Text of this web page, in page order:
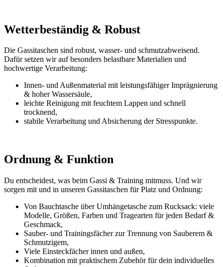
Wetterbeständig & Robust
Die Gassitaschen sind robust, wasser- und schmutzabweisend.
Dafür setzen wir auf besonders belastbare Materialien und
hochwertige Verarbeitung:
Innen- und Außenmaterial mit leistungsfähiger Imprägnierung
& hoher Wassersäule,
leichte Reinigung mit feuchtem Lappen und schnell
trocknend,
stabile Verarbeitung und Absicherung der Stresspunkte.
Ordnung & Funktion
Du entscheidest, was beim Gassi & Training mitmuss. Und wir
sorgen mit und in unseren Gassitaschen für Platz und Ordnung:
Von Bauchtasche über Umhängetasche zum Rucksack: viele
Modelle, Größen, Farben und Tragearten für jeden Bedarf &
Geschmack,
Sauber- und Trainingsfächer zur Trennung von Sauberem &
Schmutzigem,
Viele Einsteckfächer innen und außen,
Kombination mit praktischem Zubehör für dein individuelles